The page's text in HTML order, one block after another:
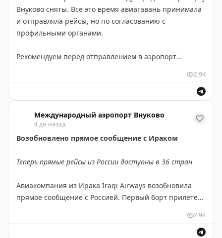
Меняемся к лучшему для вас!
коньки, наручники, удочка, шезлонг, вьетнамские
национальные головные уборы и шлем.
Обратиться по почте foundproperty@vnukovo.ru или
по телефону: +7 (495) 436-28-38
Обязательно поможем, но призываем быть
Внуково сняты. Все это время авиагавань принимала
и отправляла рейсы, но по согласованию с
профильными органами.
Рекомендуем перед отправлением в аэропорт
- по телефону справочной аэропорта: +7 (495) 937-55-
- через чат-бот:
информируют авиакомпании.
2.9K
Международный аэропорт Внуково
4 дн назад
Возобновлено прямое сообщение с Ираком
Теперь прямые рейсы из России доступны в 36 стран
Авиакомпания из Ирака Iraqi Airways возобновила
прямое сообщение с Россией. Первый борт прилетел
Иракская авиакомпания возвращает полеты в Москву
2.9K